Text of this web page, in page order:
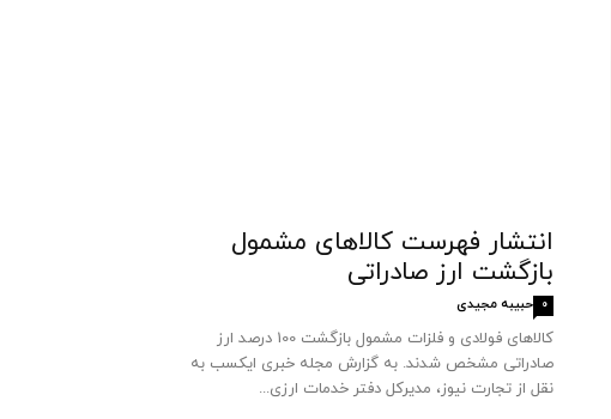
انتشار فهرست کالاهای مشمول
بازگشت ارز صادراتی
حبیبه مجیدی 0
کالاهای فولادی و فلزات مشمول بازگشت 100 درصد ارز
صادراتی مشخص شدند. به گزارش مجله خبری ایکسب به
نقل از تجارت نیوز، مدیرکل دفتر خدمات ارزی...